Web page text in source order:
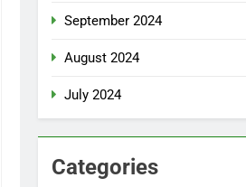
September 2024
August 2024
July 2024
Categories